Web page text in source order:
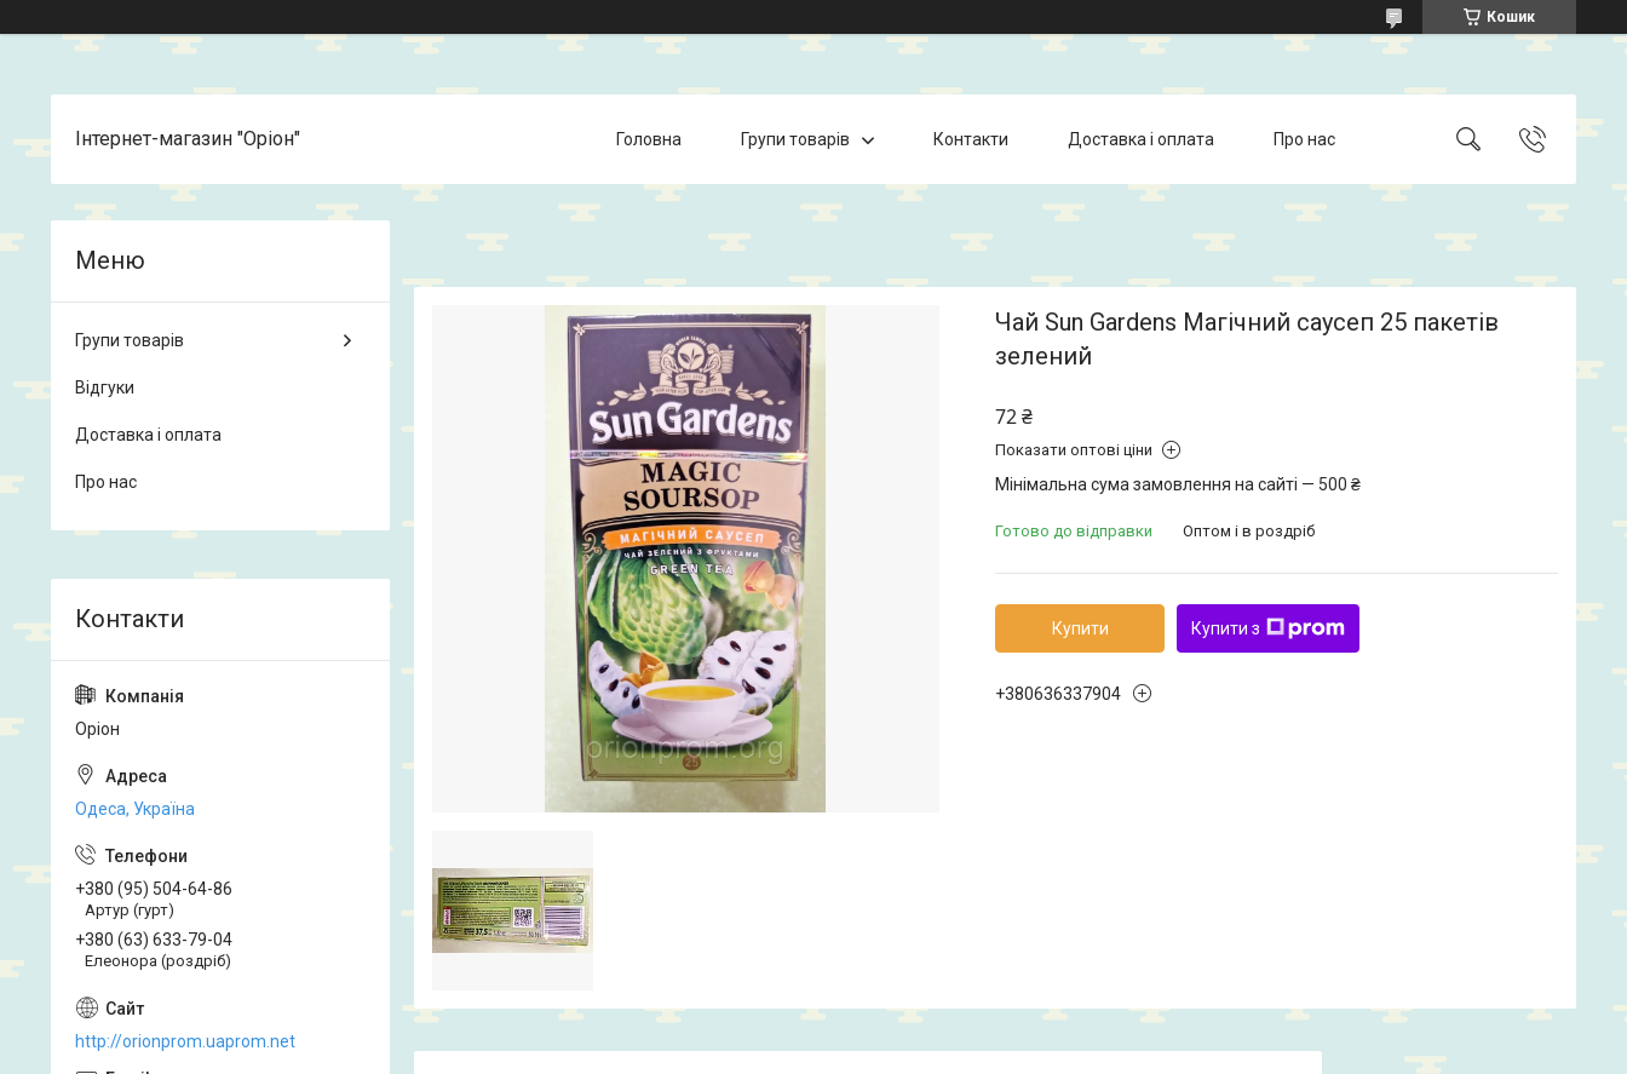
Кошик
Інтернет-магазин "Оріон" Головна Групи товарів Контакти Доставка і оплата Про нас
Чай Sun Gardens Магічний саусеп 25 пакетів
зелений
72 ₴
Показати оптові ціни
Мінімальна сума замовлення на сайті — 500 ₴
Готово до відправки Оптом і в роздріб
Купити Купити з
+380636337904
Групи товарів
Відгуки
Доставка і оплата
Про нас
Оріон
Одеса, Україна
+380 (95) 504-64-86
Артур (гурт)
+380 (63) 633-79-04
Елеонора (роздріб)
http://orionprom.uaprom.net